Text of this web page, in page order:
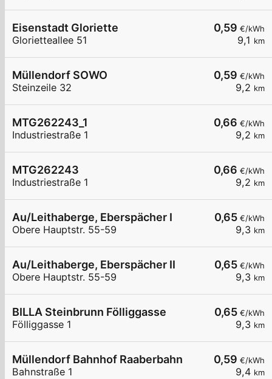
0,59 €/kWh
9,1 km
Eisenstadt Gloriette
Glorietteallee 51
0,59 €/kWh
9,2 km
Müllendorf SOWO
Steinzeile 32
0,66 €/kWh
9,2 km
MTG262243_1
Industriestraße 1
0,66 €/kWh
9,2 km
MTG262243
Industriestraße 1
0,65 €/kWh
9,3 km
Au/Leithaberge, Eberspächer I
Obere Hauptstr. 55-59
0,65 €/kWh
9,3 km
Au/Leithaberge, Eberspächer II
Obere Hauptstr. 55-59
0,65 €/kWh
9,3 km
BILLA Steinbrunn Fölliggasse
Fölliggasse 1
0,59 €/kWh
9,4 km
Müllendorf Bahnhof Raaberbahn
Bahnstraße 1